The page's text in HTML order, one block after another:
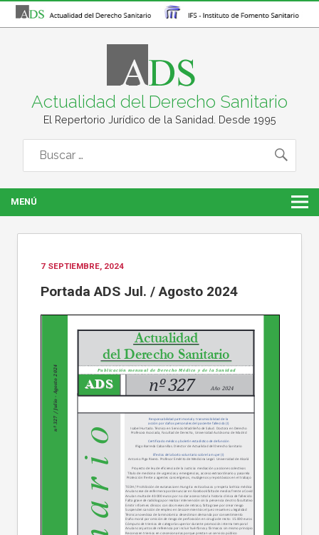
Actualidad del Derecho Sanitario
El Repertorio Jurídico de la Sanidad. Desde 1995
MENÚ
7 SEPTIEMBRE, 2024
Portada ADS Jul. / Agosto 2024